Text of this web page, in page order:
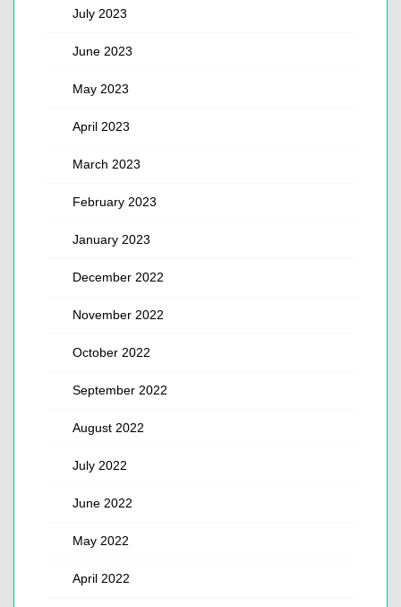
July 2023
June 2023
May 2023
April 2023
March 2023
February 2023
January 2023
December 2022
November 2022
October 2022
September 2022
August 2022
July 2022
June 2022
May 2022
April 2022